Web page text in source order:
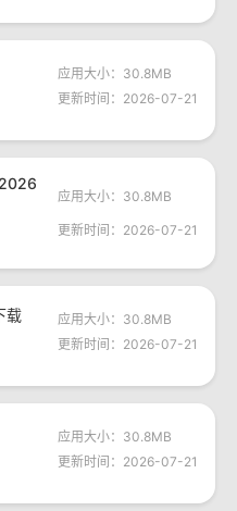
应用大小：30.8MB
更新时间：2026-07-21
应用大小：30.8MB
更新时间：2026-07-21
载
应用大小：30.8MB
更新时间：2026-07-21
应用大小：30.8MB
更新时间：2026-07-21